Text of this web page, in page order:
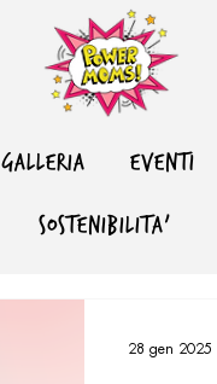
GALLERIA EVENTI
SOSTENIBILITA'
28 gen 2025